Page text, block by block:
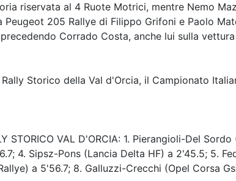
riservata al 4 Ruote Motrici, mentre Nemo
Peugeot 205 Rallye di Filippo Grifoni e Paolo
precedendo Corrado Costa, anche lui sulla
Storico della Val d'Orcia, il Campionato
STORICO VAL D'ORCIA: 1. Pierangioli-Del
4. Sipsz-Pons (Lancia Delta HF) a 2'45.5; 5.
a 5'56.7; 8. Galluzzi-Crecchi (Opel Corsa